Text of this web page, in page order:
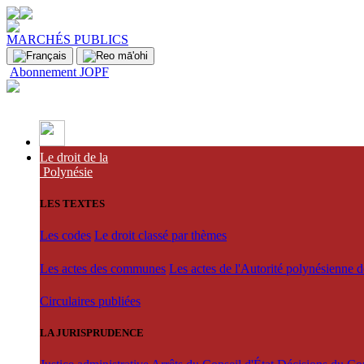
MARCHÉS PUBLICS
Abonnement JOPF
Le droit de la
Polynésie
LES TEXTES
Les codes Le droit classé par thèmes
Les actes des communes Les actes de l'Autorité polynésienne
Circulaires publiées
LA JURISPRUDENCE